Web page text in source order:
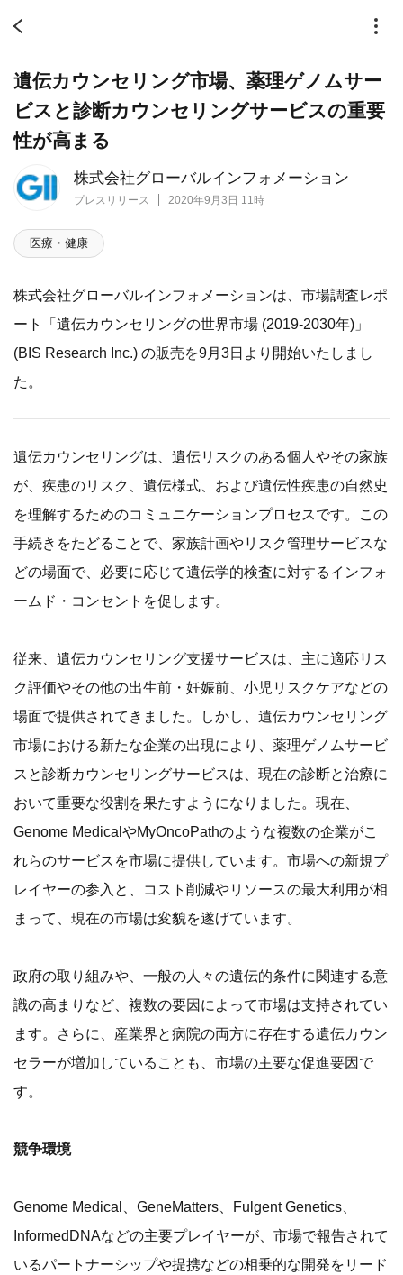
株式会社グローバルインフォメーション
プレスリリース 2020年9月3日 11時
遺伝カウンセリング市場、薬理ゲノムサー
ビスと診断カウンセリングサービスの重要
性が高まる
医療・健康
株式会社グローバルインフォメーションは、市場調査レポ
ート「遺伝カウンセリングの世界市場 (2019-2030年)」
(BIS Research Inc.) の販売を9月3日より開始いたしまし
た。
遺伝カウンセリングは、遺伝リスクのある個人やその家族
が、疾患のリスク、遺伝様式、および遺伝性疾患の自然史
を理解するためのコミュニケーションプロセスです。この
手続きをたどることで、家族計画やリスク管理サービスな
どの場面で、必要に応じて遺伝学的検査に対するインフォ
ームド・コンセントを促します。
従来、遺伝カウンセリング支援サービスは、主に適応リス
ク評価やその他の出生前・妊娠前、小児リスクケアなどの
場面で提供されてきました。しかし、遺伝カウンセリング
市場における新たな企業の出現により、薬理ゲノムサービ
スと診断カウンセリングサービスは、現在の診断と治療に
おいて重要な役割を果たすようになりました。現在、
Genome MedicalやMyOncoPathのような複数の企業がこ
れらのサービスを市場に提供しています。市場への新規プ
レイヤーの参入と、コスト削減やリソースの最大利用が相
まって、現在の市場は変貌を遂げています。
政府の取り組みや、一般の人々の遺伝的条件に関連する意
識の高まりなど、複数の要因によって市場は支持されてい
ます。さらに、産業界と病院の両方に存在する遺伝カウン
セラーが増加していることも、市場の主要な促進要因で
す。
競争環境
Genome Medical、GeneMatters、Fulgent Genetics、
InformedDNAなどの主要プレイヤーが、市場で報告されて
いるパートナーシップや提携などの相乗的な開発をリード